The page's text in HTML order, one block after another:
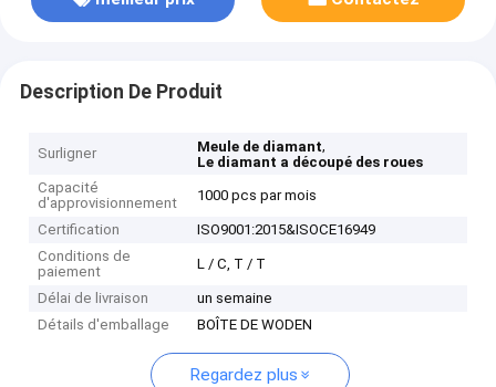
Description De Produit
Surligner Meule de diamant,
Le diamant a découpé des roues
Capacité
d'approvisionnement
1000 pcs par mois
Certification
ISO9001:2015&ISOCE16949
Conditions de
paiement
L / C, T / T
Délai de livraison
un semaine
Détails d'emballage
BOÎTE DE WODEN
Regardez plus